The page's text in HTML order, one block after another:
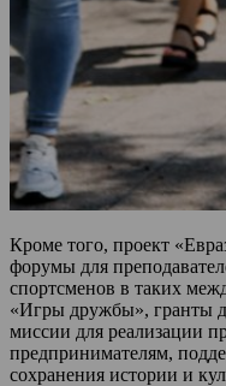
Кроме того, проект
форумы для
спортсменов в таких
«Игры дружбы», гранты
миссии для реализации
предпринимателям,
сохранения истории и